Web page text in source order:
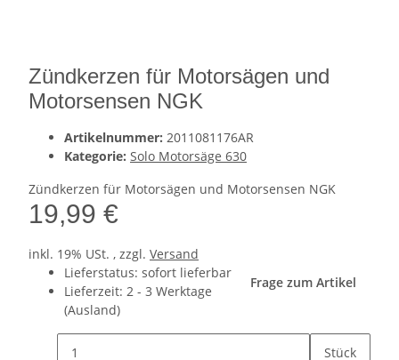
Zündkerzen für Motorsägen und
Motorsensen NGK
Artikelnummer: 2011081176AR
Kategorie: Solo Motorsäge 630
Zündkerzen für Motorsägen und Motorsensen NGK
19,99 €
inkl. 19% USt. , zzgl. Versand
Lieferstatus: sofort lieferbar
Lieferzeit: 2 - 3 Werktage
(Ausland)
Frage zum Artikel
Stück